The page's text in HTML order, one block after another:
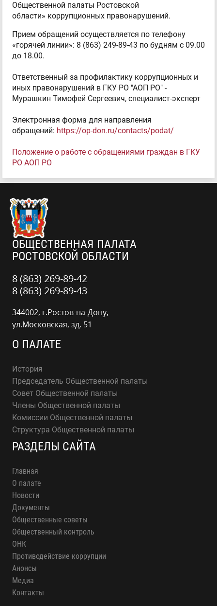
Общественной палаты Ростовской
области» коррупционных правонарушений.
Прием обращений осуществляется по телефону
«горячей линии»: 8 (863) 249-89-43 по будням с 09.00
до 18.00.
Ответственный за профилактику коррупционных и
иных правонарушений в ГКУ РО "АОП РО" -
Мурашкин Тимофей Сергеевич, специалист-эксперт
Электронная форма для направления
обращений: https://op-don.ru/contacts/podat/
Положение о работе с обращениями граждан в ГКУ
РО АОП РО
ОБЩЕСТВЕННАЯ ПАЛАТА
РОСТОВСКОЙ ОБЛАСТИ
8 (863) 269-89-42
8 (863) 269-89-43
344002, г.Ростов-на-Дону,
ул.Московская, зд. 51
О ПАЛАТЕ
История
Председатель Общественной палаты
Совет Общественной палаты
Члены Общественной палаты
Комиссии Общественной палаты
Структура Общественной палаты
РАЗДЕЛЫ САЙТА
Главная
О палате
Новости
Документы
Общественные советы
Общественный контроль
ОНК
Противодействие коррупции
Анонсы
Медиа
Контакты